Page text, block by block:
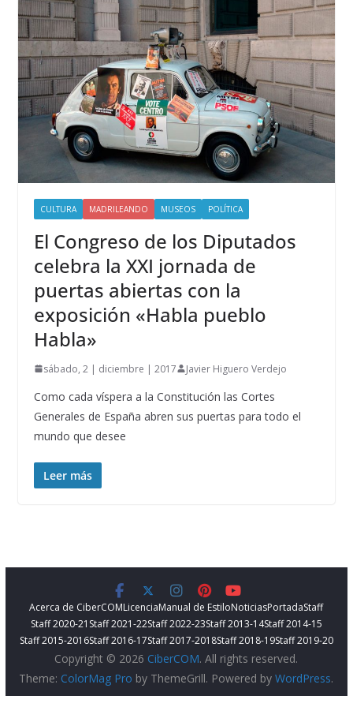
CULTURA MADRILEANDO MUSEOS POLÍTICA
El Congreso de los Diputados
celebra la XXI jornada de
puertas abiertas con la
exposición «Habla pueblo
Habla»
sábado, 2 | diciembre | 2017 Javier Higuero Verdejo
Como cada víspera a la Constitución las Cortes
Generales de España abren sus puertas para todo el
mundo que desee
Leer más
Acerca de CiberCOMLicenciaManual de EstiloNoticiasPortadaStaff
Staff 2020-21 Staff 2021-22Staff 2022-23Staff 2013-14Staff 2014-15
Staff 2015-2016Staff 2016-17Staff 2017-2018Staff 2018-19Staff 2019-20
Copyright © 2026 CiberCOM. All rights reserved.
Theme: ColorMag Pro by ThemeGrill. Powered byWordPress.